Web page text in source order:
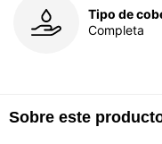
Tipo de
Completa
Sobre este